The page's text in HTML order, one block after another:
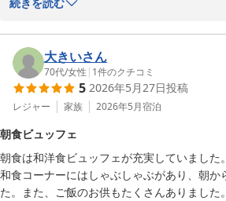
この上ないお言葉をいただき、大変嬉しく
日常をお楽しみいただけるようスタッフ一
またのご来館をお待ちしております。
ホテルメトロポリタン丸の内
大きいさん
70代/女性 | 1件のクチコミ
5 2026年5月27日投稿
レジャー 家族 2026年5月宿泊
朝食ビュッフェ
朝食は和洋食ビュッフェが充実していました。
和食コーナーにはしゃぶしゃぶがあり、朝か
た。また、ご飯のお供もたくさんありました。